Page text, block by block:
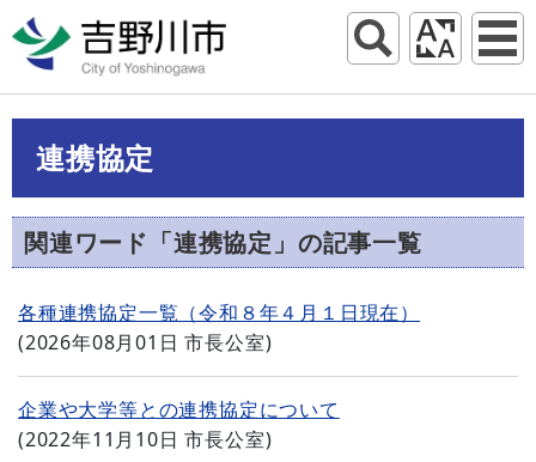
連携協定
関連ワード「連携協定」の記事一覧
各種連携協定一覧（令和８年４月１日現在）
(2026年08月01日 市長公室)
企業や大学等との連携協定について
(2022年11月10日 市長公室)